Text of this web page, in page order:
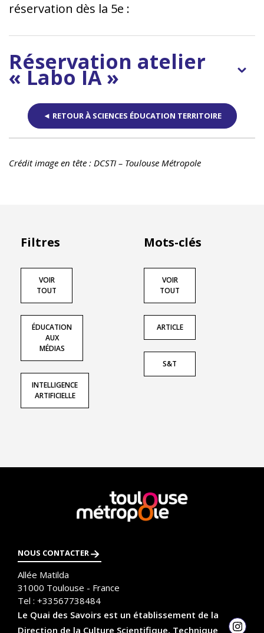
réservation dès la 5e :
Réservation atelier
« Labo IA »
Les champs marqués d’un astérisque sont
obligatoires.
Courriel *
Numéro de téléphone
Objet de votre demande *
Ne saisissez aucune information personnelle dans ce formulaire qui ne soit pas
utile au traitement de votre demande.
◄ RETOUR À SCIENCES ÉDUCATION TERRITOIRE
Crédit image en tête : DCSTI – Toulouse Métropole
Filtres
VOIR
TOUT
ÉDUCATION
AUX
MÉDIAS
INTELLIGENCE
ARTIFICIELLE
Mots-clés
VOIR
TOUT
ARTICLE
S&T
En
savoir
plus
NOUS CONTACTER
Allée Matilda
31000 Toulouse - France
Tel : +33567738484
Le Quai des Savoirs est un établissement de la
Direction de la Culture Scientifique, Technique